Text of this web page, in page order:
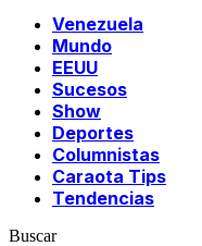
Venezuela
Mundo
EEUU
Sucesos
Show
Deportes
Columnistas
Caraota Tips
Tendencias
Buscar